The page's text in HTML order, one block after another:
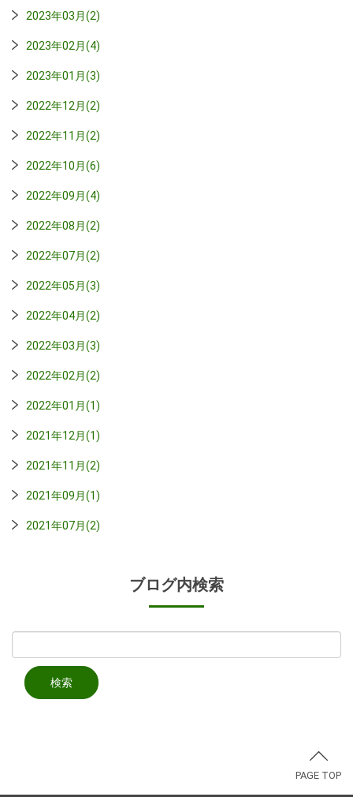
2023年03月(2)
2023年02月(4)
2023年01月(3)
2022年12月(2)
2022年11月(2)
2022年10月(6)
2022年09月(4)
2022年08月(2)
2022年07月(2)
2022年05月(3)
2022年04月(2)
2022年03月(3)
2022年02月(2)
2022年01月(1)
2021年12月(1)
2021年11月(2)
2021年09月(1)
2021年07月(2)
ブログ内検索
PAGE TOP